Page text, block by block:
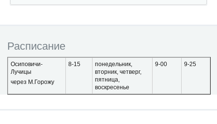
Расписание
Осиповичи-
Лучицы
через М.Горожу
8-15
понедельник,
вторник, четверг,
пятница,
воскресенье
9-00 9-25